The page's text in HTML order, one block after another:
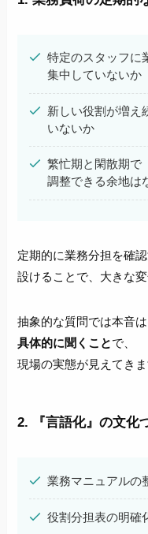
特定のスタッフに
集中していないか
新しい役割が増え
いないか
繁忙期と閑散期で
調整できる余地は
定期的に業務分担を確
設けることで、大きな変
抽象的な質問では本音は
具体的に聞くことで、
現場の実態が見えてきま
2. 『言語化』の文化
業務マニュアルの
役割分担表の明確